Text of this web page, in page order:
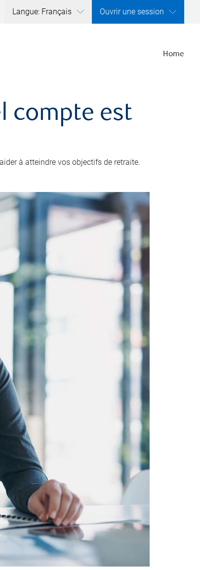
Langue: Français Ouvrir une session
Home
compte est
à atteindre vos objectifs de retraite.